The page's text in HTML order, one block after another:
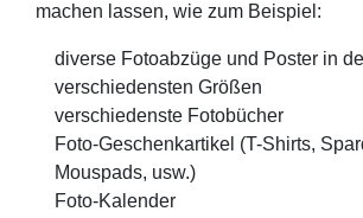
machen lassen, wie zum Beispiel:
diverse Fotoabzüge und Poster in
verschiedensten Größen
verschiedenste Fotobücher
Foto-Geschenkartikel (T-Shirts,
Mouspads, usw.)
Foto-Kalender